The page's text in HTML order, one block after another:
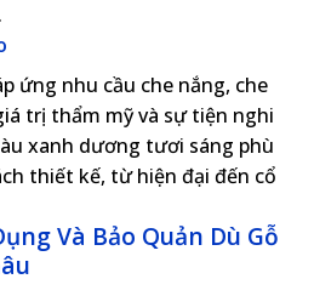
ứng nhu cầu che nắng, che
trị thẩm mỹ và sự tiện nghi
xanh dương tươi sáng phù
thiết kế, từ hiện đại đến cổ
Và Bảo Quản Dù Gỗ